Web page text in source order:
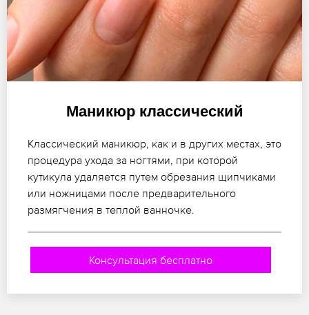
Маникюр классический
Классический маникюр, как и в других местах, это
процедура ухода за ногтями, при которой
кутикула удаляется путем обрезания щипчиками
или ножницами после предварительного
размягчения в теплой ванночке.
Консультация бесплатно